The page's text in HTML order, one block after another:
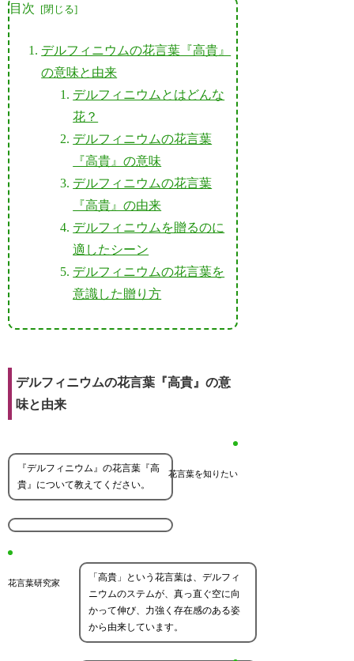
目次
デルフィニウムの花言葉『高貴』
の意味と由来
デルフィニウムとはどんな
花？
デルフィニウムの花言葉
『高貴』の意味
デルフィニウムの花言葉
『高貴』の由来
デルフィニウムを贈るのに
適したシーン
デルフィニウムの花言葉を
意識した贈り方
デルフィニウムの花言葉『高貴』の意
味と由来
花言葉を知りたい
『デルフィニウム』の花言葉『高
貴』について教えてください。
花言葉研究家
「高貴」という花言葉は、デルフィ
ニウムのステムが、真っ直ぐ空に向
かって伸び、力強く存在感のある姿
から由来しています。